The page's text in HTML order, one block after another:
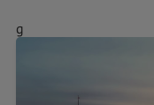
g